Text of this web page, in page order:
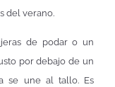
del verano.
de podar o un
por debajo de un
se une al tallo. Es